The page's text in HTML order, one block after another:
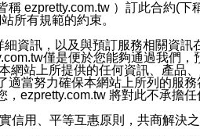
可收到通知型訊息。
ezpretty.com.tw ）訂此合約(下
所有規範的約束。
資訊，以及與預訂服務相關資訊
僅是便於您能夠通過我們，
網站上所提供的任何資訊、產品
適當努力確保本網站上所列的服
ezpretty.com.tw 將對此不承擔任
用、平等互惠原則，共商解決之